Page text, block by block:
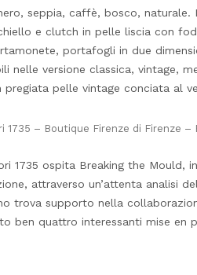
seppia, caffè, bosco, naturale.
e clutch in pelle liscia con
portafogli in due
nelle versione classica, vintage,
pelle vintage conciata al
1735 – Boutique Firenze di Firenze –
1735 ospita Breaking the Mould,
attraverso un’attenta analisi
trova supporto nella
ben quattro interessanti mise en